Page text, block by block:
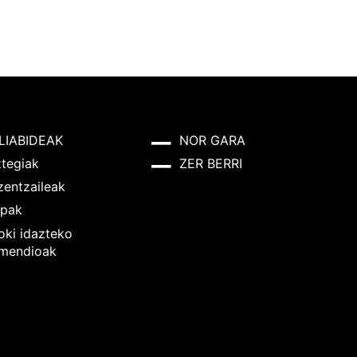
idazteko
NOR GARA
ZER BERRI